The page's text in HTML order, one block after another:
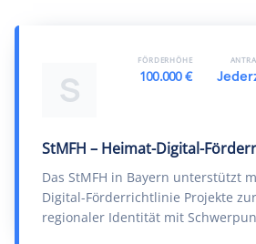
S
StMFH – Heimat-Digital-
Das StMFH in Bayern unterstützt
Digital-Förderrichtlinie Projekte
regionaler Identität mit
FÖRDERHÖHE
100.000 €